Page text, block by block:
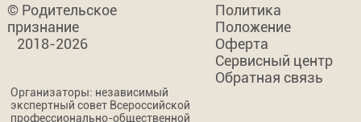
© Родительское
признание
2018-2026
Политика
Положение
Оферта
Сервисный центр
Обратная связь
Организаторы: независимый
экспертный совет Всероссийской
профессионально-общественной